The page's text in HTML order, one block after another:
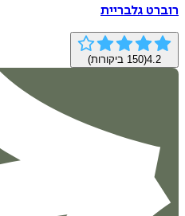
רוברט גלבריית
4.2
(
150 ביקורות)